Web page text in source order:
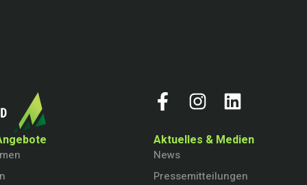
Aktuelles & Medien
News
Pressemitteilungen